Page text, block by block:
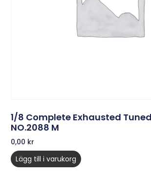
1/8 Complete Exhausted Tuned
NO.2088 M
0,00 kr
Lägg till i varukorg